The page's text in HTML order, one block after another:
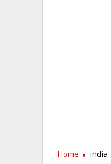
Home india